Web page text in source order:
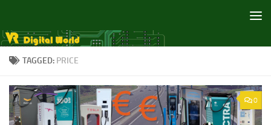
TAGGED: PRICE
0